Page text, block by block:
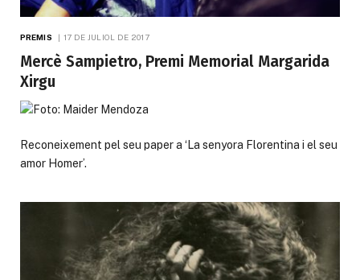
PREMIS 17 DE JULIOL DE 2017
Mercè Sampietro, Premi Memorial Margarida
Xirgu
Reconeixement pel seu paper a ‘La senyora Florentina i el seu
amor Homer’.